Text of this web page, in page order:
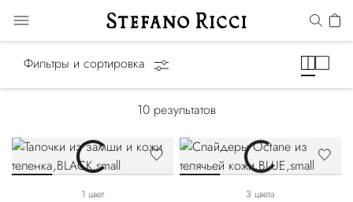
Фильтры и сортировка
10 результатов
1 цвет 3 цвета